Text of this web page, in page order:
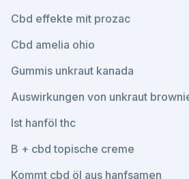
Cbd effekte mit prozac
Cbd amelia ohio
Gummis unkraut kanada
Auswirkungen von unkraut
Ist hanföl thc
B + cbd topische creme
Kommt cbd öl aus hanfsamen